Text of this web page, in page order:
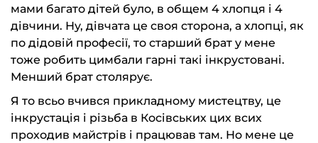
мами багато дітей було, в общем 4 хлопця і 4
дівчини. Ну, дівчата це своя сторона, а хлопці, як
по дідовій професії, то старший брат у мене
тоже робить цимбали гарні такі інкрустовані.
Менший брат столярує.
Я то всьо вчився прикладному мистецтву, це
інкрустація і різьба в Косівських цих всих
проходив майстрів і працював там. Но мене це